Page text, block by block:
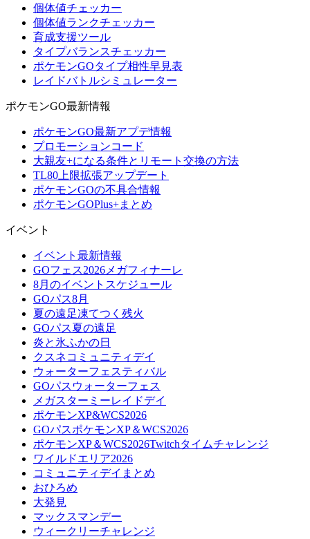
個体値チェッカー
個体値ランクチェッカー
育成支援ツール
タイプバランスチェッカー
ポケモンGOタイプ相性早見表
レイドバトルシミュレーター
ポケモンGO最新情報
ポケモンGO最新アプデ情報
プロモーションコード
大親友+になる条件とリモート交換の方法
TL80上限拡張アップデート
ポケモンGOの不具合情報
ポケモンGOPlus+まとめ
イベント
イベント最新情報
GOフェス2026メガフィナーレ
8月のイベントスケジュール
GOパス8月
夏の遠足凍てつく残火
GOパス夏の遠足
炎と氷ふかの日
クスネコミュニティデイ
ウォーターフェスティバル
GOパスウォーターフェス
メガスターミーレイドデイ
ポケモンXP&WCS2026
GOパスポケモンXP＆WCS2026
ポケモンXP＆WCS2026Twitchタイムチャレンジ
ワイルドエリア2026
コミュニティデイまとめ
おひろめ
大発見
マックスマンデー
ウィークリーチャレンジ